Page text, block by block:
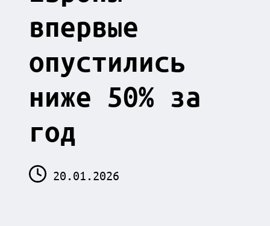
впервые
опустились
ниже 50% за
год
20.01.2026